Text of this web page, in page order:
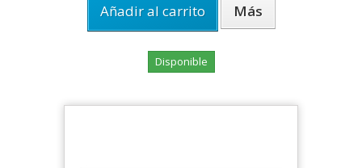
Añadir al carrito Más
Disponible